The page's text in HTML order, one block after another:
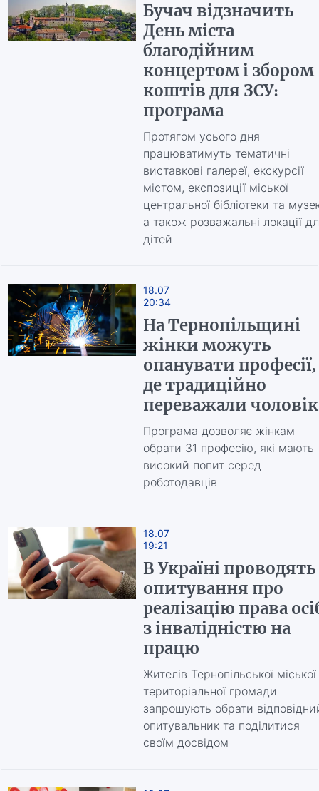
Бучач відзначить
День міста
благодійним
концертом і збором
коштів для ЗСУ:
програма
Протягом усього дня
працюватимуть тематичні
виставкові галереї, екскурсії
містом, експозиції міської
центральної бібліотеки та
а також розважальні локації
дітей
18.07
20:34
На Тернопільщині
жінки можуть
опанувати професії,
де традиційно
переважали
Програма дозволяє жінкам
обрати 31 професію, які мають
високий попит серед
роботодавців
18.07
19:21
В Україні проводять
опитування про
реалізацію права
з інвалідністю на
працю
Жителів Тернопільської міської
територіальної громади
запрошують обрати
опитувальник та поділитися
своїм досвідом